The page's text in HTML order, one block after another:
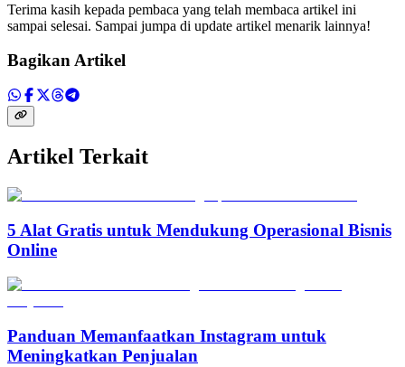
Terima kasih kepada pembaca yang telah membaca artikel ini
sampai selesai. Sampai jumpa di update artikel menarik lainnya!
Bagikan Artikel
Artikel Terkait
5 Alat Gratis untuk Mendukung Operasional Bisnis
Online
Panduan Memanfaatkan Instagram untuk
Meningkatkan Penjualan